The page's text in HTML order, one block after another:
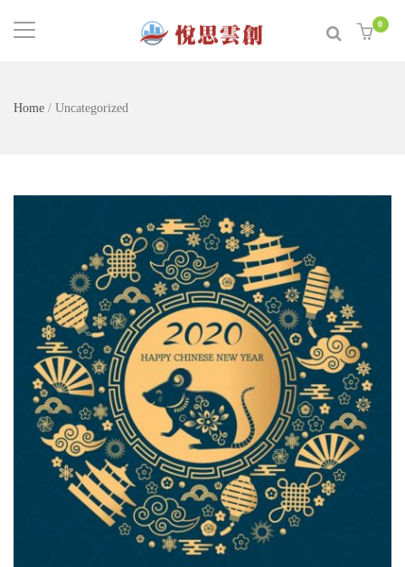
0
Home / Uncategorized